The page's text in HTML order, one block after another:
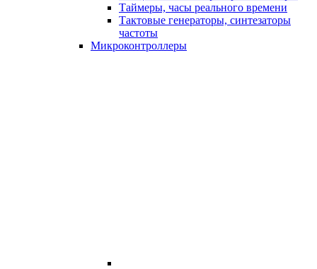
Таймеры, часы реального времени
Тактовые генераторы, синтезаторы
частоты
Микроконтроллеры